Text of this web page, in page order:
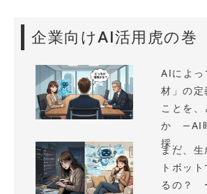
企業向けAI活用虎の巻
AIによっ
材」の定
ことを、
か —AI
採...
まだ、
トボッ
るの？